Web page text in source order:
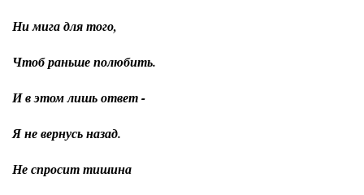
Ни мига для того,
Чтоб раньше полюбить.
И в этом лишь ответ -
Я не вернусь назад.
Не спросит тишина